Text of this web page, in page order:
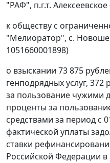
"РАФ", п.г.т.
к обществу с
"Мелиоратор", с.
1051660001898)
о взыскании 73 875
генподрядных услуг,
за пользование чужими
проценты за
средствами за период с
фактической уплаты
ставки
Российской Федерации в